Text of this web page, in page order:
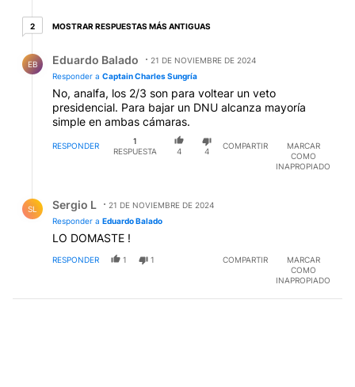
22 respuestas más antiguas
MOSTRAR RESPUESTAS MÁS ANTIGUAS
EB Eduardo Balado
21 DE NOVIEMBRE DE 2024
Responder a Captain Charles Sungría
No, analfa, los 2/3 son para voltear un veto
presidencial. Para bajar un DNU alcanza mayoría
simple en ambas cámaras.
RESPONDER
1
RESPUESTA
4 4
COMPARTIR
MARCAR
COMO
INAPROPIADO
SL Sergio L
21 DE NOVIEMBRE DE 2024
Responder a Eduardo Balado
LO DOMASTE !
RESPONDER 1 1 COMPARTIR
MARCAR
COMO
INAPROPIADO